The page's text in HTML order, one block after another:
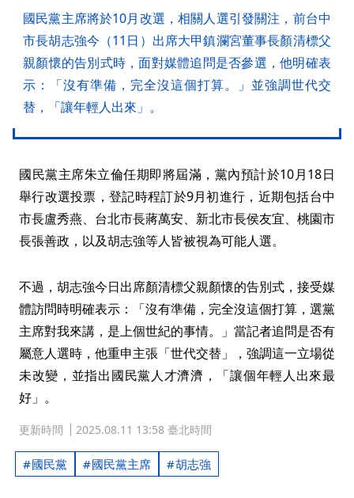
國民黨主席將於10月改選，相關人選引發關注，前台中
市長胡志強今（11日）出席大甲鎮瀾宮董事長顏清標父
親顏懷的告別式時，面對媒體追問是否參選，他明確表
示：「沒有準備，完全沒這個打算。」並強調世代交
替，「讓年輕人出來」。
國民黨主席朱立倫任期即將屆滿，黨內預計於10月18日
舉行改選投票，登記時程訂於9月初進行，近期包括台中
市長盧秀燕、台北市長蔣萬安、新北市長侯友宜、桃園市
長張善政，以及胡志強等人皆被視為可能人選。
不過，胡志強今日出席顏清標父親顏懷的告別式，接受媒
體訪問時明確表示：「沒有準備，完全沒這個打算，選黨
主席對我來講，是上個世紀的事情。」當記者追問是否有
屬意人選時，他重申主張「世代交替」，強調這一立場從
未改變，並指出國民黨人才濟濟，「讓個年輕人出來最
好」。
更新時間 2025.08.11 13:58 臺北時間
國民黨 國民黨主席 胡志強